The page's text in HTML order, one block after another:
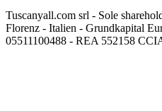
Tuscanyall.com srl - Sole
Florenz - Italien - Grundkapital
05511100488 - REA 552158